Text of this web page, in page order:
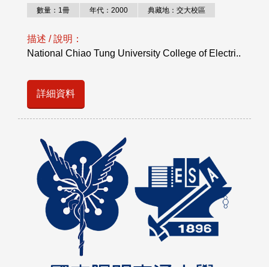
數量：1冊 年代：2000 典藏地：交大校區
描述 / 說明：
National Chiao Tung University College of Electri..
詳細資料